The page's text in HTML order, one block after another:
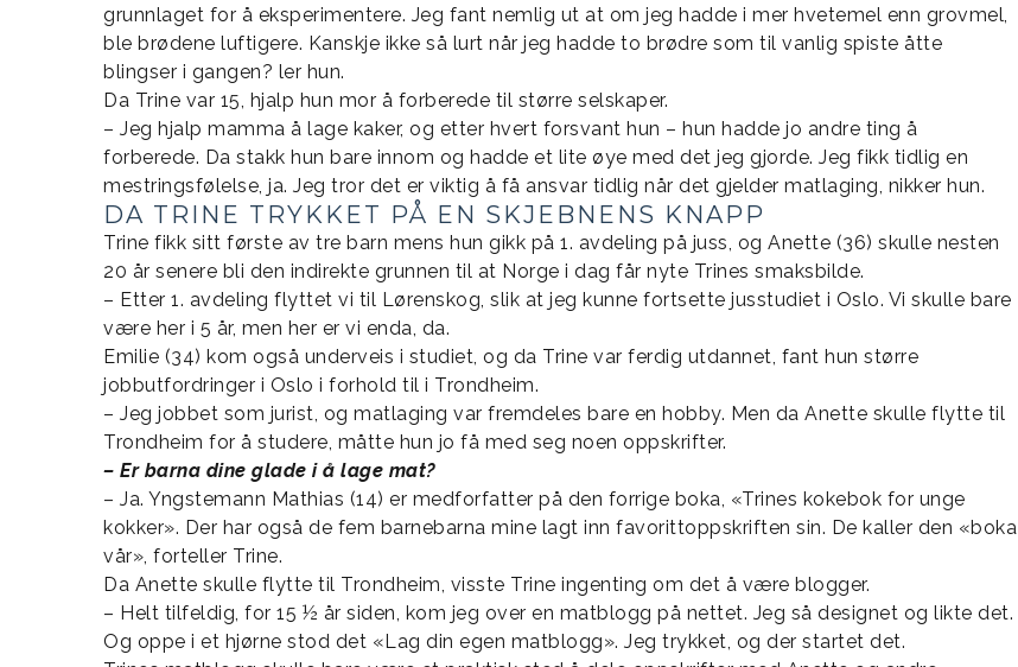
grunnlaget for å eksperimentere. Jeg fant nemlig ut at om jeg hadde i mer hvetemel enn grovmel,
ble brødene luftigere. Kanskje ikke så lurt når jeg hadde to brødre som til vanlig spiste åtte
blingser i gangen? ler hun.
Da Trine var 15, hjalp hun mor å forberede til større selskaper.
– Jeg hjalp mamma å lage kaker, og etter hvert forsvant hun – hun hadde jo andre ting å
forberede. Da stakk hun bare innom og hadde et lite øye med det jeg gjorde. Jeg fikk tidlig en
mestringsfølelse, ja. Jeg tror det er viktig å få ansvar tidlig når det gjelder matlaging, nikker hun.
DA TRINE TRYKKET PÅ EN SKJEBNENS KNAPP
Trine fikk sitt første av tre barn mens hun gikk på 1. avdeling på juss, og Anette (36) skulle nesten
20 år senere bli den indirekte grunnen til at Norge i dag får nyte Trines smaksbilde.
– Etter 1. avdeling flyttet vi til Lørenskog, slik at jeg kunne fortsette jusstudiet i Oslo. Vi skulle bare
være her i 5 år, men her er vi enda, da.
Emilie (34) kom også underveis i studiet, og da Trine var ferdig utdannet, fant hun større
jobbutfordringer i Oslo i forhold til i Trondheim.
– Jeg jobbet som jurist, og matlaging var fremdeles bare en hobby. Men da Anette skulle flytte til
Trondheim for å studere, måtte hun jo få med seg noen oppskrifter.
– Er barna dine glade i å lage mat?
– Ja. Yngstemann Mathias (14) er medforfatter på den forrige boka, «Trines kokebok for unge
kokker». Der har også de fem barnebarna mine lagt inn favorittoppskriften sin. De kaller den «boka
vår», forteller Trine.
Da Anette skulle flytte til Trondheim, visste Trine ingenting om det å være blogger.
– Helt tilfeldig, for 15 ½ år siden, kom jeg over en matblogg på nettet. Jeg så designet og likte det.
Og oppe i et hjørne stod det «Lag din egen matblogg». Jeg trykket, og der startet det.